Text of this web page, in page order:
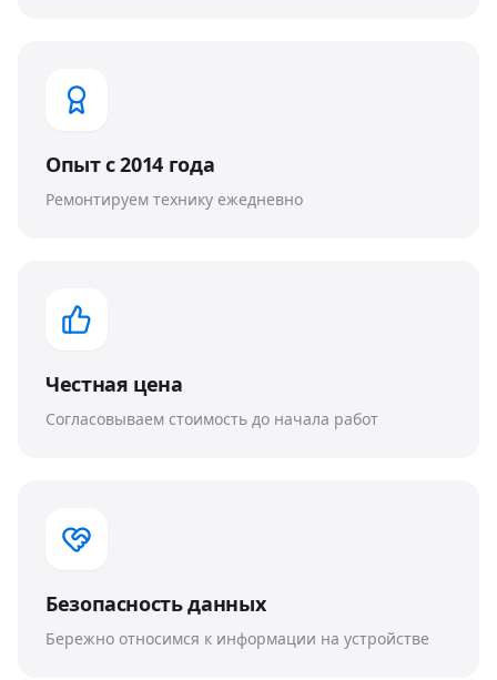
Опыт с 2014 года
Ремонтируем технику ежедневно
Честная цена
Согласовываем стоимость до начала работ
Безопасность данных
Бережно относимся к информации на устройстве